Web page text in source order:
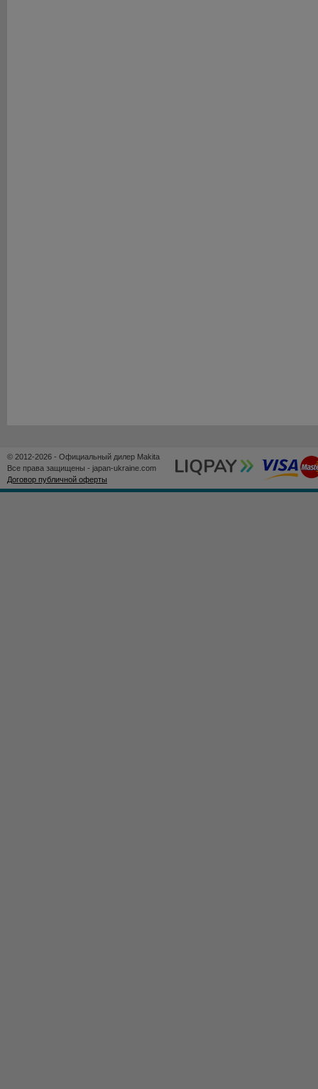
© 2012-2026 - Официальный дилер Makita
Все права защищены - japan-ukraine.com
Договор публичной оферты